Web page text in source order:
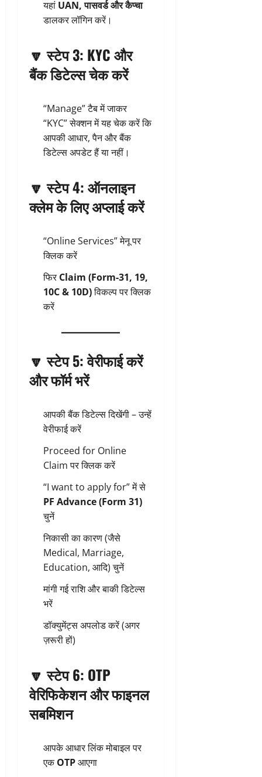
यहां UAN, पासवर्ड और कैप्चा
डालकर लॉगिन करें।
🔽स्टेप 3: KYC और
बैंक डिटेल्स चेक करें
“Manage” टैब में जाकर
“KYC” सेक्शन में यह चेक करें कि
आपकी आधार, पैन और बैंक
डिटेल्स अपडेट हैं या नहीं।
🔽स्टेप 4: ऑनलाइन
क्लेम के लिए अप्लाई करें
“Online Services” मेनू पर
क्लिक करें
फिर Claim (Form-31, 19,
10C & 10D)विकल्प पर क्लिक
करें
🔽स्टेप 5: वेरीफाई करें
और फॉर्म भरें
आपकी बैंक डिटेल्स दिखेंगी – उन्हें
वेरीफाई करें
Proceed for Online
Claim पर क्लिक करें
“I want to apply for” में से
PF Advance (Form 31)
चुनें
निकासी का कारण (जैसे
Medical, Marriage,
Education, आदि) चुनें
मांगी गई राशि और बाकी डिटेल्स
भरें
डॉक्युमेंट्स अपलोड करें (अगर
ज़रूरी हों)
🔽स्टेप 6: OTP
वेरिफिकेशन और फाइनल
सबमिशन
आपके आधार लिंक मोबाइल पर
एकOTPआएगा